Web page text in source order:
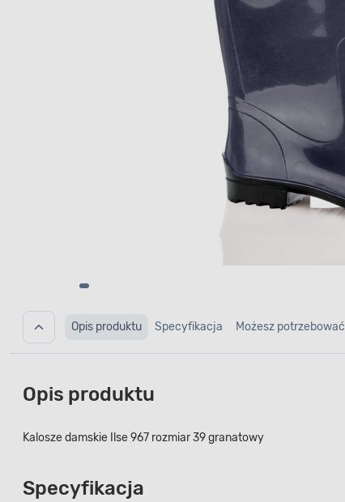
Opis produktu Specyfikacja Możesz potrzebować
Opis produktu
Kalosze damskie Ilse 967 rozmiar 39 granatowy
Specyfikacja